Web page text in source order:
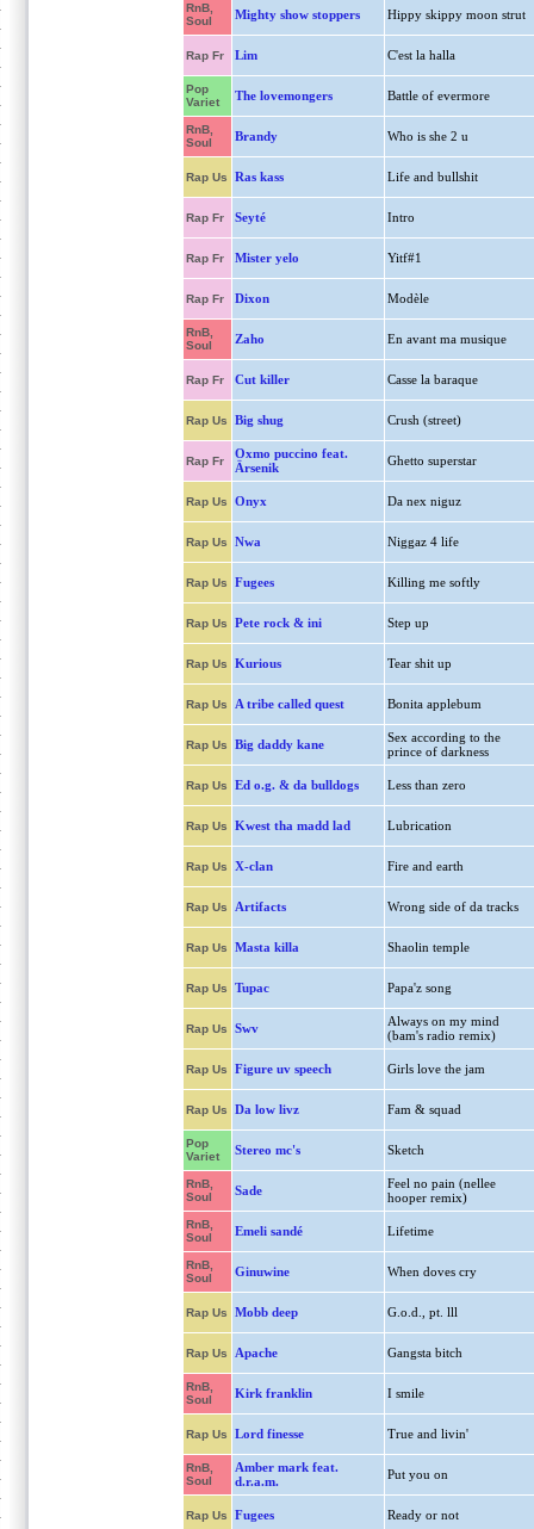
RnB,
Soul
Mighty show stoppers Hippy skippy moon strut
Rap Fr Lim C'est la halla
Pop
Variet
The lovemongers Battle of evermore
RnB,
Soul
Brandy Who is she 2 u
Rap Us Ras kass Life and bullshit
Rap Fr Seyté Intro
Rap Fr Mister yelo Yitf#1
Rap Fr Dixon Modèle
RnB,
Soul
Zaho En avant ma musique
Rap Fr Cut killer Casse la baraque
Rap Us Big shug Crush (street)
Rap Fr
Oxmo puccino feat.
Ärsenik
Ghetto superstar
Rap Us Onyx Da nex niguz
Rap Us Nwa Niggaz 4 life
Rap Us Fugees Killing me softly
Rap Us Pete rock & ini Step up
Rap Us Kurious Tear shit up
Rap Us A tribe called quest Bonita applebum
Rap Us Big daddy kane
Sex according to the
prince of darkness
Rap Us Ed o.g. & da bulldogs Less than zero
Rap Us Kwest tha madd lad Lubrication
Rap Us X-clan Fire and earth
Rap Us Artifacts Wrong side of da tracks
Rap Us Masta killa Shaolin temple
Rap Us Tupac Papa'z song
Rap Us Swv
Always on my mind
(bam's radio remix)
Rap Us Figure uv speech Girls love the jam
Rap Us Da low livz Fam & squad
Pop
Variet
Stereo mc's Sketch
RnB,
Soul
Sade
Feel no pain (nellee
hooper remix)
RnB,
Soul
Emeli sandé Lifetime
RnB,
Soul
Ginuwine When doves cry
Rap Us Mobb deep G.o.d., pt. lll
Rap Us Apache Gangsta bitch
RnB,
Soul
Kirk franklin I smile
Rap Us Lord finesse True and livin'
RnB,
Soul
Amber mark feat.
d.r.a.m.
Put you on
Rap Us Fugees Ready or not